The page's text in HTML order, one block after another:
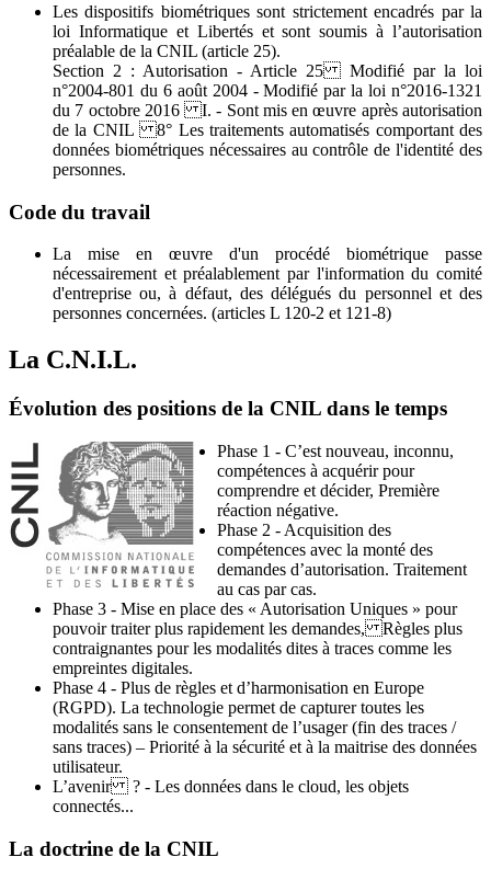
Les dispositifs biométriques sont strictement encadrés par la
loi Informatique et Libertés et sont soumis à l’autorisation
préalable de la CNIL (article 25).
Section 2 : Autorisation - Article 25 Modifié par la loi
n°2004-801 du 6 août 2004 - Modifié par la loi n°2016-1321
du 7 octobre 2016 I. - Sont mis en œuvre après autorisation
de la CNIL 8° Les traitements automatisés comportant des
données biométriques nécessaires au contrôle de l'identité des
personnes.
Code du travail
La mise en œuvre d'un procédé biométrique passe
nécessairement et préalablement par l'information du comité
d'entreprise ou, à défaut, des délégués du personnel et des
personnes concernées. (articles L 120-2 et 121-8)
La C.N.I.L.
Évolution des positions de la CNIL dans le temps
Phase 1 - C’est nouveau, inconnu,
compétences à acquérir pour
comprendre et décider, Première
réaction négative.
Phase 2 - Acquisition des
compétences avec la monté des
demandes d’autorisation. Traitement
au cas par cas.
Phase 3 - Mise en place des « Autorisation Uniques » pour
pouvoir traiter plus rapidement les demandes, Règles plus
contraignantes pour les modalités dites à traces comme les
empreintes digitales.
Phase 4 - Plus de règles et d’harmonisation en Europe
(RGPD). La technologie permet de capturer toutes les
modalités sans le consentement de l’usager (fin des traces /
sans traces) – Priorité à la sécurité et à la maitrise des données
utilisateur.
L’avenir ? - Les données dans le cloud, les objets
connectés...
La doctrine de la CNIL